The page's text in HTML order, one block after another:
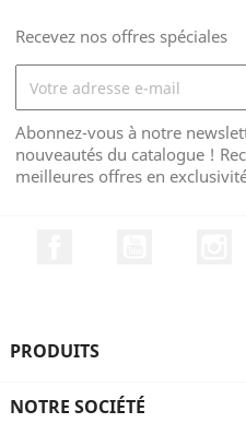
Recevez nos offres spéciales
Abonnez-vous à notre
nouveautés du catalogue !
meilleures offres en
PRODUITS
NOTRE SOCIÉTÉ